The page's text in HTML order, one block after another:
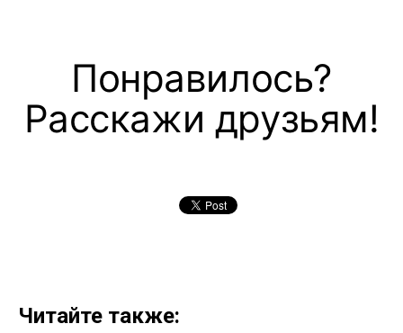
Понравилось?
Расскажи друзьям!
Читайте также: